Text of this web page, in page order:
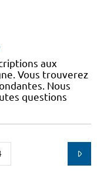
aux
Vous trouverez
Nous
questions